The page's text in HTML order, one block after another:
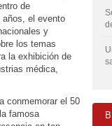
de
el evento
y
los temas
la exhibición de
médica,
conmemorar el 50
famosa